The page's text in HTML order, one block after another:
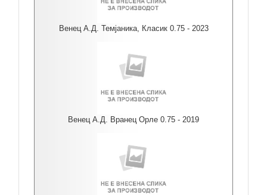
Венец А.Д. Темјаника, Класик 0.75 - 2023
Венец А.Д. Вранец Орле 0.75 - 2019